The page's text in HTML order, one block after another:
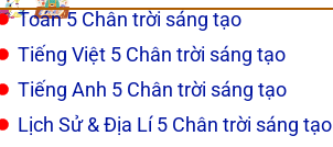
Toán 5 Chân trời sáng tạo
Tiếng Việt 5 Chân trời sáng tạo
Tiếng Anh 5 Chân trời sáng tạo
Lịch Sử & Địa Lí 5 Chân trời sáng tạo